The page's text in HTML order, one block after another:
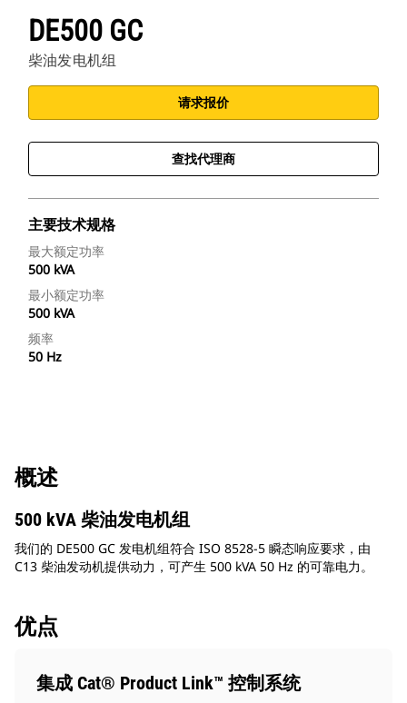
DE500 GC
柴油发电机组
请求报价
查找代理商
主要技术规格
最大额定功率
500 kVA
最小额定功率
500 kVA
频率
50 Hz
概述
500 kVA 柴油发电机组
我们的 DE500 GC 发电机组符合 ISO 8528-5 瞬态响应要求，由
C13 柴油发动机提供动力，可产生 500 kVA 50 Hz 的可靠电力。
优点
集成 Cat® Product Link™ 控制系统